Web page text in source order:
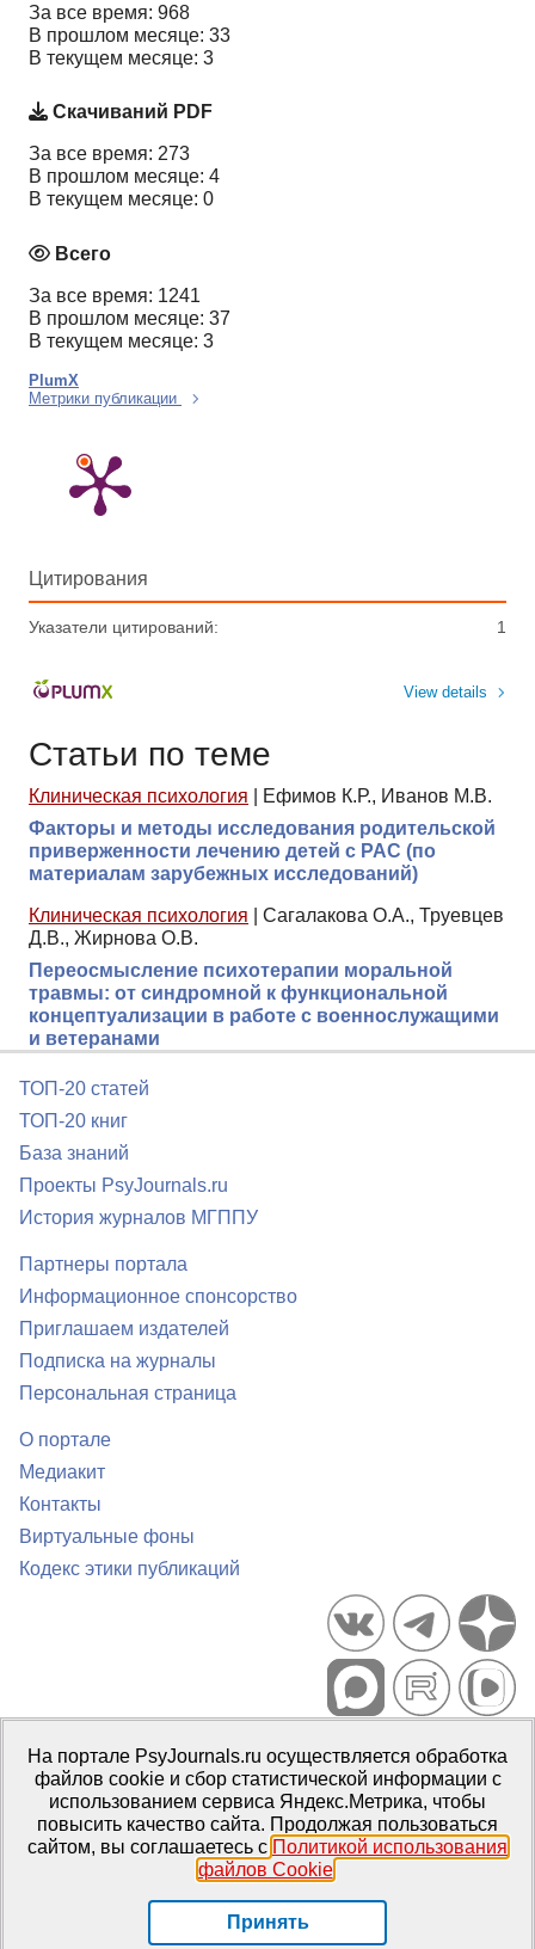
За все время: 968
В прошлом месяце: 33
В текущем месяце: 3
Скачиваний PDF
За все время: 273
В прошлом месяце: 4
В текущем месяце: 0
Всего
За все время: 1241
В прошлом месяце: 37
В текущем месяце: 3
PlumX
Метрики публикации
Цитирования
Указатели цитирований: 1
View details
Статьи по теме
Клиническая психология
Ефимов К.Р., Иванов М.В.
Факторы и методы исследования родительской
приверженности лечению детей с РАС (по
материалам зарубежных исследований)
Клиническая психология
Сагалакова О.А., Труевцев
Д.В., Жирнова О.В.
Переосмысление психотерапии моральной
травмы: от синдромной к функциональной
концептуализации в работе с военнослужащими
и ветеранами
ТОП-20 статей
ТОП-20 книг
База знаний
Проекты PsyJournals.ru
История журналов МГППУ
Партнеры портала
Информационное спонсорство
Приглашаем издателей
Подписка на журналы
Персональная страница
О портале
Медиакит
Контакты
Виртуальные фоны
Кодекс этики публикаций
Портал психологических изданий PsyJournals.ru, 2007–2026
Правила использования материалов
Свидетельство регистрации СМИЭл № ФС77-66447 от 14 июля
2016 г.
Издатель: ФГБОУ ВО МГППУ
На портале PsyJournals.ru осуществляется обработка
файлов cookie и сбор статистической информации с
использованием сервиса Яндекс.Метрика, чтобы
повысить качество сайта. Продолжая пользоваться
сайтом, вы соглашаетесь с Политикой использования
файлов Cookie.
Принять